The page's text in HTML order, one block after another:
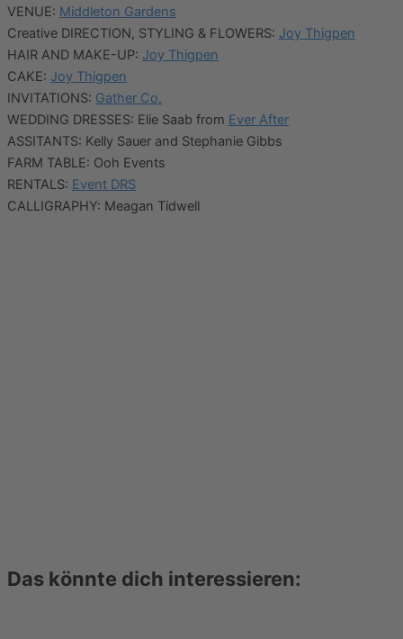
VENUE: Middleton Gardens
Creative DIRECTION, STYLING & FLOWERS: Joy Thigpen
HAIR AND MAKE-UP: Joy Thigpen
CAKE: Joy Thigpen
INVITATIONS: Gather Co.
WEDDING DRESSES: Elie Saab from Ever After
ASSITANTS: Kelly Sauer and Stephanie Gibbs
FARM TABLE: Ooh Events
RENTALS: Event DRS
CALLIGRAPHY: Meagan Tidwell
Das könnte dich interessieren: